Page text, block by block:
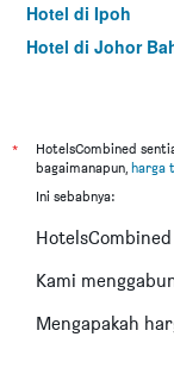
Hotel di Ipoh
Hotel di Johor
Hotel di Kuching
Hotel di Tokyo
Hotel di Bangkok
Hotel di Putrajaya
Hotel di Shah Alam
*
HotelsCombined
bagaimanapun, harga
Ini sebabnya:
Kami
Mengapakah